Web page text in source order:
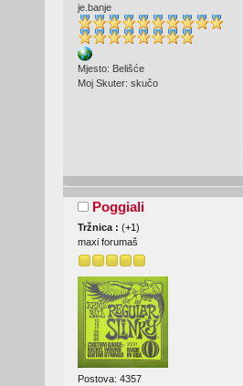
je.banje
Mjesto: Belišće
Moj Skuter: skučo
Poggiali
Tržnica : (+1)
maxi forumaš
Postova: 4357